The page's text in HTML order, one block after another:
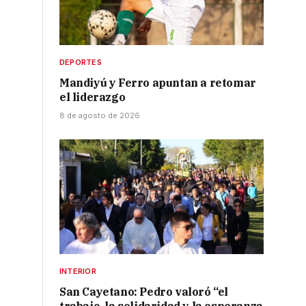
DEPORTES
Mandiyú y Ferro apuntan a retomar
el liderazgo
8 de agosto de 2026
INTERIOR
San Cayetano: Pedro valoró “el